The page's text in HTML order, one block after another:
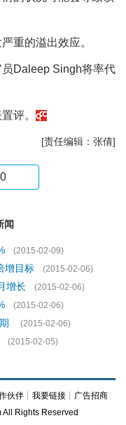
重的溢出效应。
Daleep Singh将率代
评。
[责任编辑：张倩]
0
闻
(2015-02-09)
增目标
(2015-02-06)
增长
(2015-02-06)
(2015-02-06)
(2015-02-06)
(2015-02-05)
伙伴 ┊ 我要链接 ┊ 广告招商
Rights Reserved